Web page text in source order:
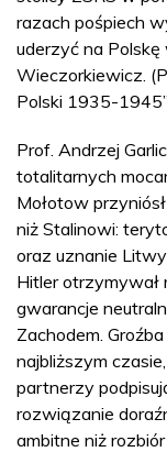
razach pośpiech
uderzyć na Polskę
Wieczorkiewicz.
Polski 1935-
Prof. Andrzej
totalitarnych
Mołotow
niż Stalinowi:
oraz uznanie
Hitler otrzymywał
gwarancje
Zachodem.
najbliższym
partnerzy
rozwiązanie
ambitne niż